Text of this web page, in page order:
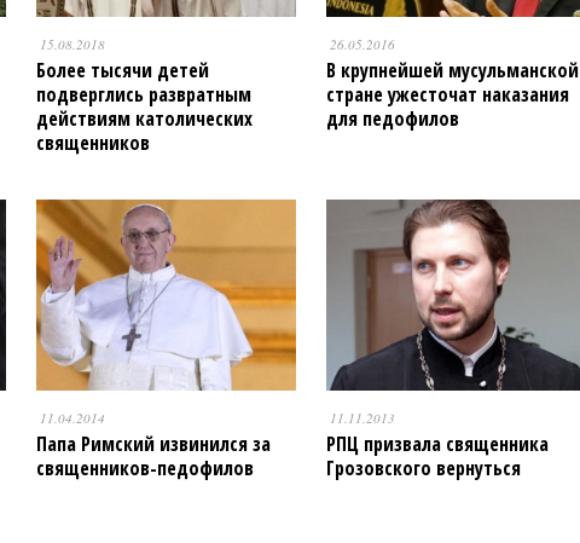
15.08.2018
Более тысячи детей
подверглись развратным
действиям католических
священников
26.05.2016
В крупнейшей мусульманской
стране ужесточат наказания
для педофилов
11.04.2014
Папа Римский извинился за
священников-педофилов
11.11.2013
РПЦ призвала священника
Грозовского вернуться